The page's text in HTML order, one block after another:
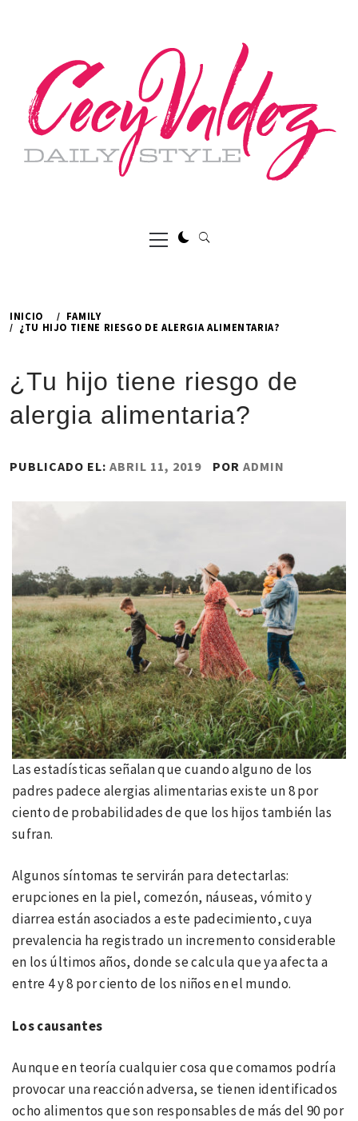
Menú
principal
INICIO
FAMILY
¿TU HIJO TIENE RIESGO DE ALERGIA ALIMENTARIA?
¿Tu hijo tiene riesgo de
alergia alimentaria?
PUBLICADO EL: ABRIL 11, 2019 POR ADMIN
Las estadísticas señalan que cuando alguno de los
padres padece alergias alimentarias existe un 8 por
ciento de probabilidades de que los hijos también las
sufran.
Algunos síntomas te servirán para detectarlas:
erupciones en la piel, comezón, náuseas, vómito y
diarrea están asociados a este padecimiento, cuya
prevalencia ha registrado un incremento considerable
en los últimos años, donde se calcula que ya afecta a
entre 4 y 8 por ciento de los niños en el mundo.
Los causantes
Aunque en teoría cualquier cosa que comamos podría
provocar una reacción adversa, se tienen identificados
ocho alimentos que son responsables de más del 90 por